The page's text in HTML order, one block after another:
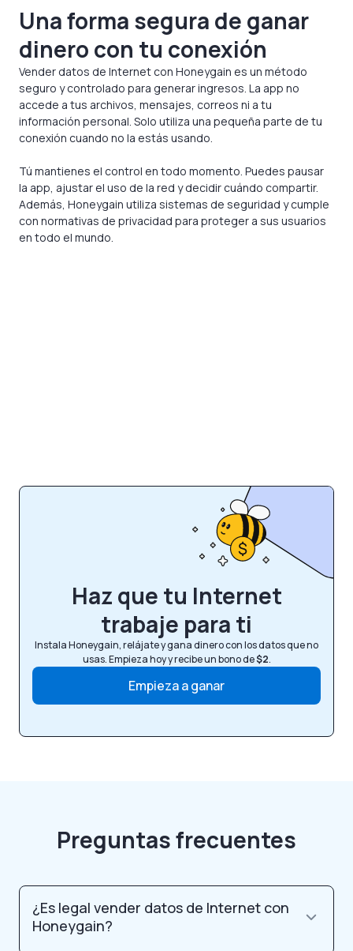
Una forma segura de ganar
dinero con tu conexión
Vender datos de Internet con Honeygain es un método
seguro y controlado para generar ingresos. La app no
accede a tus archivos, mensajes, correos ni a tu
información personal. Solo utiliza una pequeña parte de tu
conexión cuando no la estás usando.
Tú mantienes el control en todo momento. Puedes pausar
la app, ajustar el uso de la red y decidir cuándo compartir.
Además, Honeygain utiliza sistemas de seguridad y cumple
con normativas de privacidad para proteger a sus usuarios
en todo el mundo.
Haz que tu Internet
trabaje para ti
Instala Honeygain, relájate y gana dinero con los datos que no
usas. Empieza hoy y recibe un bono de$2.
Empieza a ganar
Preguntas frecuentes
¿Es legal vender datos de Internet con
Honeygain?